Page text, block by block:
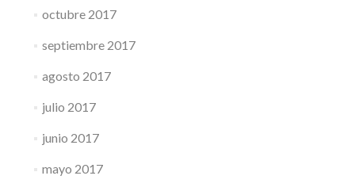
octubre 2017
septiembre 2017
agosto 2017
julio 2017
junio 2017
mayo 2017